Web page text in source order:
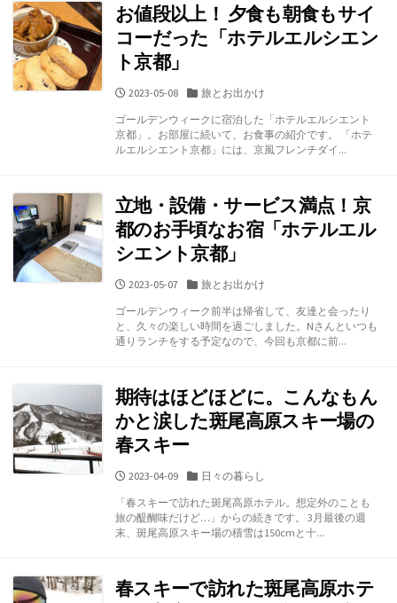
お値段以上！ 夕食も朝食もサイ
コーだった「ホテルエルシエン
ト京都」
公
日
2023-05-08
カ
ゴ
リ
ー
旅とお出かけ
ゴールデンウィークに宿泊した「ホテルエルシエント
京都」。お部屋に続いて、お食事の紹介です。 「ホテ
ルエルシエント京都」には、京風フレンチダイ...
立地・設備・サービス満点！京
都のお手頃なお宿「ホテルエル
シエント京都」
公
日
2023-05-07
カ
ゴ
リ
ー
旅とお出かけ
ゴールデンウィーク前半は帰省して、友達と会ったり
と、久々の楽しい時間を過ごしました。Nさんといつも
通りランチをする予定なので、今回も京都に前...
期待はほどほどに。こんなもん
かと涙した斑尾高原スキー場の
春スキー
公
日
2023-04-09
カ
ゴ
リ
日々の暮らし
「春スキーで訪れた斑尾高原ホテル。想定外のことも
旅の醍醐味だけど…」からの続きです。 3月最後の週
末、斑尾高原スキー場の積雪は150cmと十...
春スキーで訪れた斑尾高原ホテ